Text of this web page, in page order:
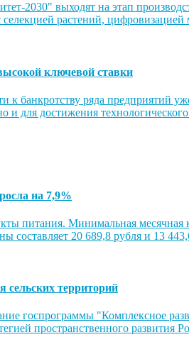
2030" выходят на этап
растений, цифровизацией
ключевой ставки
к банкротству ряда
и для достижения
на 7,9%
питания. Минимальная
составляет 20 689,8 рубля и 13
сельских территорий
госпрограммы "Комплексное
пространственного развития